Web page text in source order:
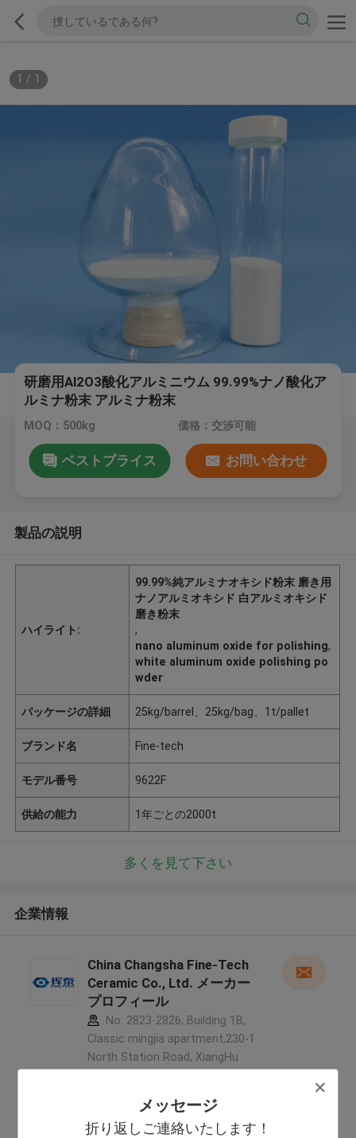
メッセージ
折り返しご連絡いたします！
1 / 1
研磨用Al2O3酸化アルミニウム 99.99%ナノ酸化ア
ルミナ粉末 アルミナ粉末
MOQ：500kg 価格：交渉可能
ベストプライス お問い合わせ
製品の説明
ハイライト:
99.99%純アルミナオキシド粉末 磨き用
ナノアルミオキシド 白アルミオキシド
磨き粉末
,
nano aluminum oxide for polishing,
white aluminum oxide polishing po
wder
パッケージの詳細 25kg/barrel、25kg/bag、1t/pallet
ブランド名 Fine-tech
モデル番号 9622F
供給の能力 1年ごとの2000t
多くを見て下さい
企業情報
China Changsha Fine-Tech
Ceramic Co., Ltd. メーカー
プロフィール
No. 2823-2826, Building 1B,
Classic mingjia apartment,230-1
North Station Road, XiangHu
確認された製造者